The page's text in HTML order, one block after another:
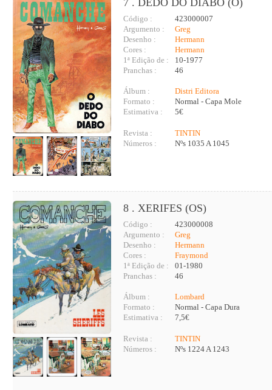
Código :
423000007
Argumento :
Greg
Desenho :
Hermann
Cores :
Hermann
1ª Edição de :
10-1977
Pranchas :
46
Álbum :
Distri Editora
Formato :
Normal - Capa Mole
Estimativa :
5€
Revista :
TINTIN
Números :
Nºs 1035 A 1045
8 . XERIFES (OS)
Código :
423000008
Argumento :
Greg
Desenho :
Hermann
Cores :
Fraymond
1ª Edição de :
01-1980
Pranchas :
46
Álbum :
Lombard
Formato :
Normal - Capa Dura
Estimativa :
7,5€
Revista :
TINTIN
Números :
Nºs 1224 A 1243